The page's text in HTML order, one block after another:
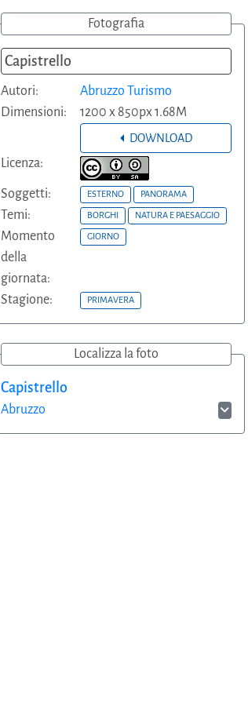
Fotografia
Capistrello
Autori:
Abruzzo Turismo
Dimensioni:
1200 x 850px 1.68M
DOWNLOAD
Licenza:
Soggetti: ESTERNO PANORAMA
Temi: BORGHI NATURA E PAESAGGIO
Momento
della
giornata:
GIORNO
Stagione: PRIMAVERA
Localizza la foto
Capistrello
Abruzzo